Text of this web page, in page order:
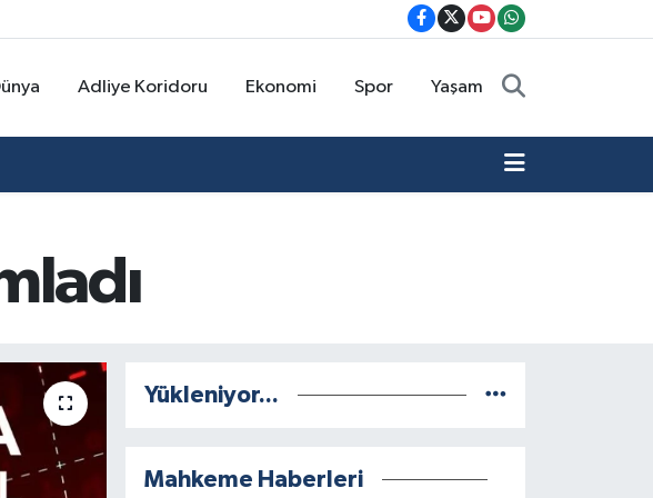
Adliye Koridoru Ekonomi Spor Yaşam
Yükleniyor...
Mahkeme Haberleri